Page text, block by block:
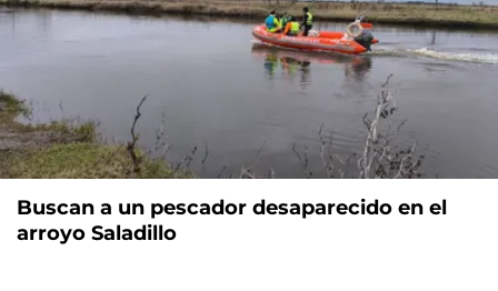
Buscan a un pescador desaparecido en el
arroyo Saladillo